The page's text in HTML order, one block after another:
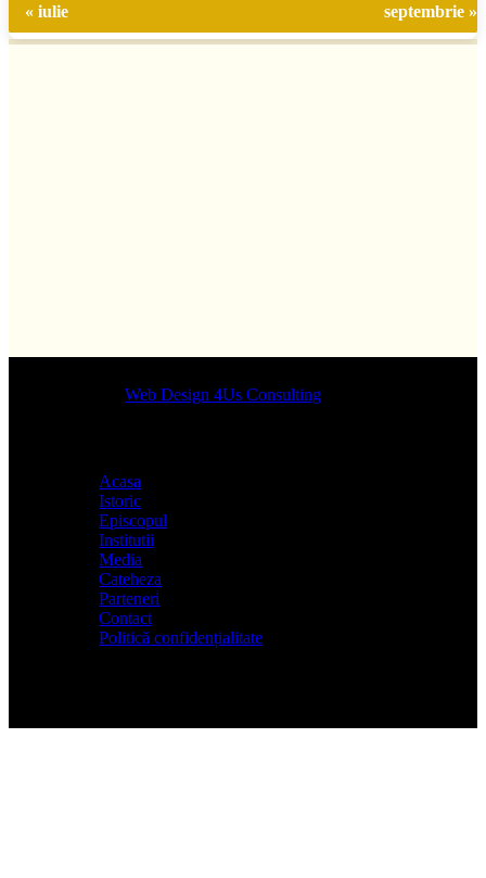
« iulie septembrie »
Designed byWeb Design 4Us Consulting
Acasa
Istoric
Episcopul
Institutii
Media
Cateheza
Parteneri
Contact
Politică confidențialitate